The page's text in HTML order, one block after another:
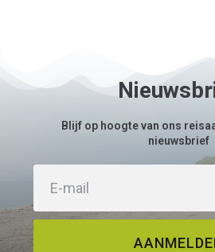
Blijf op hoogte van ons
nieuwsbrief